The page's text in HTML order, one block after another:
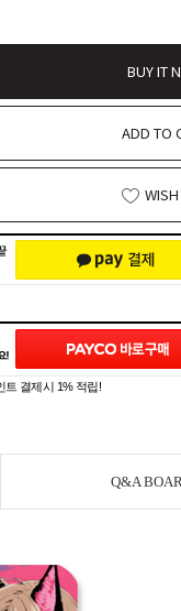
BUY IT
ADD TO
트 결제시 1% 적립!
Q&A